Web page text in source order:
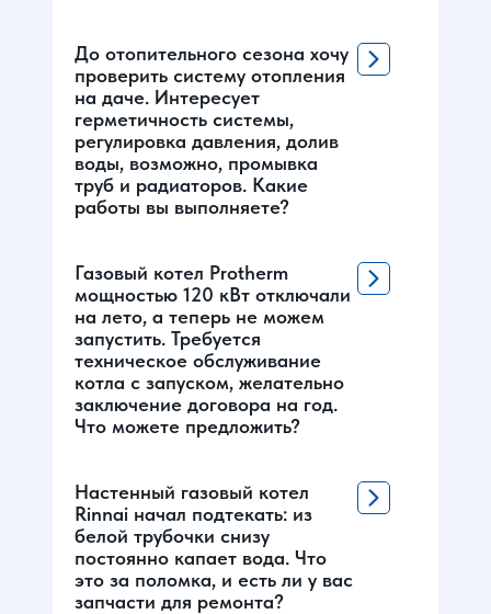
До отопительного сезона хочу
проверить систему отопления
на даче. Интересует
герметичность системы,
регулировка давления, долив
воды, возможно, промывка
труб и радиаторов. Какие
работы вы выполняете?
Газовый котел Protherm
мощностью 120 кВт отключали
на лето, а теперь не можем
запустить. Требуется
техническое обслуживание
котла с запуском, желательно
заключение договора на год.
Что можете предложить?
Настенный газовый котел
Rinnai начал подтекать: из
белой трубочки снизу
постоянно капает вода. Что
это за поломка, и есть ли у вас
запчасти для ремонта?